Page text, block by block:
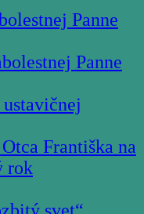
Panne
Panne
Františka na
rok